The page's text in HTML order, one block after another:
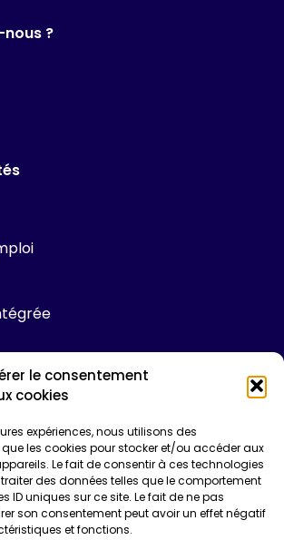
le consentement
cookies
expériences, nous utilisons des
les cookies pour stocker et/ou accéder aux
Le fait de consentir à ces technologies
des données telles que le comportement
ID uniques sur ce site. Le fait de ne pas
son consentement peut avoir un effet négatif
et fonctions.
?